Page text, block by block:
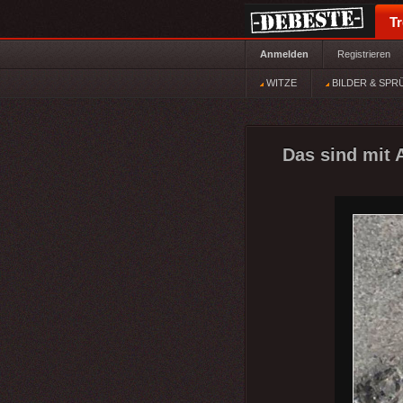
Anmelden Registrieren
WITZE BILDER &
Das sind mit